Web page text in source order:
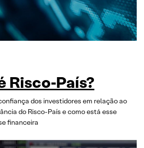
Risco-País?
dos investidores em relação ao
do Risco-País e como está esse
financeira